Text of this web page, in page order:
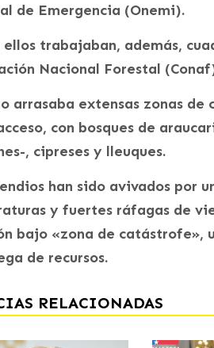
de Emergencia (Onemi).
ellos trabajaban, además,
Nacional Forestal
arrasaba extensas zonas
con bosques de
, cipreses y lleuques.
han sido avivados por
y fuertes ráfagas de
bajo «zona de catástrofe»,
de recursos.
RELACIONADAS